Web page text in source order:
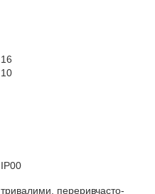
16
10
IP00
тривалими, переривчасто-